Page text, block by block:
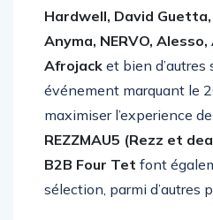
performances de la
Hardwell, David Guetta,
Anyma, NERVO,
Afrojacket bien d’autres
événement marquant le
maximiser l’experience
REZZMAU5 (Rezz et
B2B Four Tetfont